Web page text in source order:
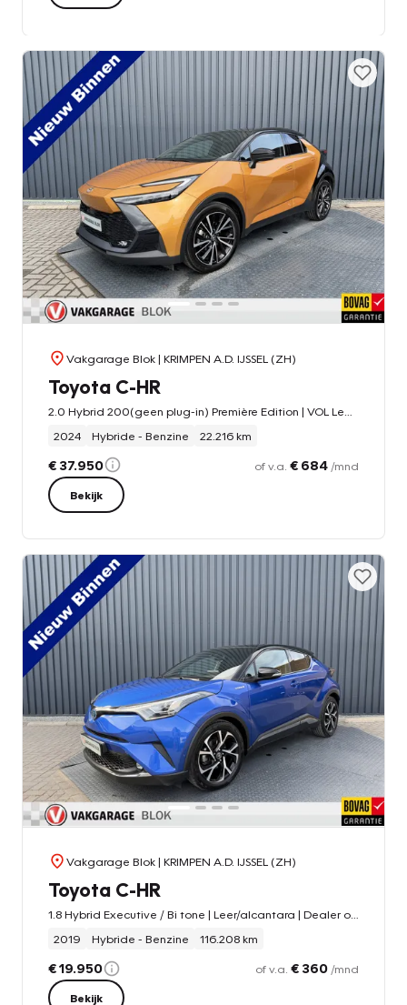
Vakgarage Blok| KRIMPEN A.D. IJSSEL (ZH)
Toyota C-HR
2024
Hybride - Benzine 22.216 km
€ 37.950 of v.a. € 684 /mnd
Bekijk
Vakgarage Blok| KRIMPEN A.D. IJSSEL (ZH)
Toyota C-HR
2019
Hybride - Benzine 116.208 km
€ 19.950 of v.a. € 360 /mnd
Bekijk